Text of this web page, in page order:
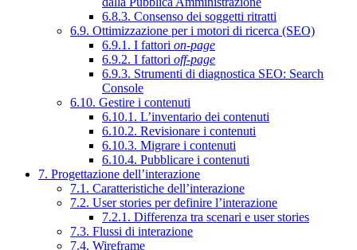
6.8.3. Consenso dei soggetti ritratti
6.9. Ottimizzazione per i motori di ricerca (SEO)
6.9.1. I fattori on-page
6.9.2. I fattori off-page
6.9.3. Strumenti di diagnostica SEO: Search
Console
6.10. Gestire i contenuti
6.10.1. L’inventario dei contenuti
6.10.2. Revisionare i contenuti
6.10.3. Migrare i contenuti
6.10.4. Pubblicare i contenuti
7. Progettazione dell’interazione
7.1. Caratteristiche dell’interazione
7.2. User stories per definire l’interazione
7.2.1. Differenza tra scenari e user stories
7.3. Flussi di interazione
7.4. Wireframe